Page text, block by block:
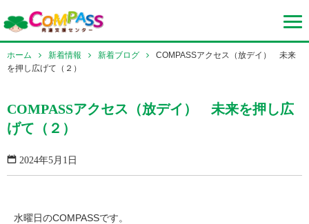
ホーム 新着情報 新着ブログ
COMPASSアクセス（放デイ） 未来
を押し広げて（２）
COMPASSアクセス（放デイ） 未来を押し広
げて（２）
2024年5月1日
水曜日のCOMPASSです。